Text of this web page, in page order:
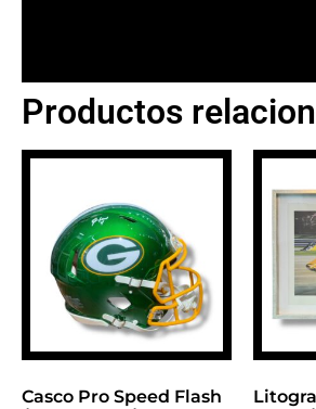
BANNER CON
Productos
Casco Pro Speed Flash